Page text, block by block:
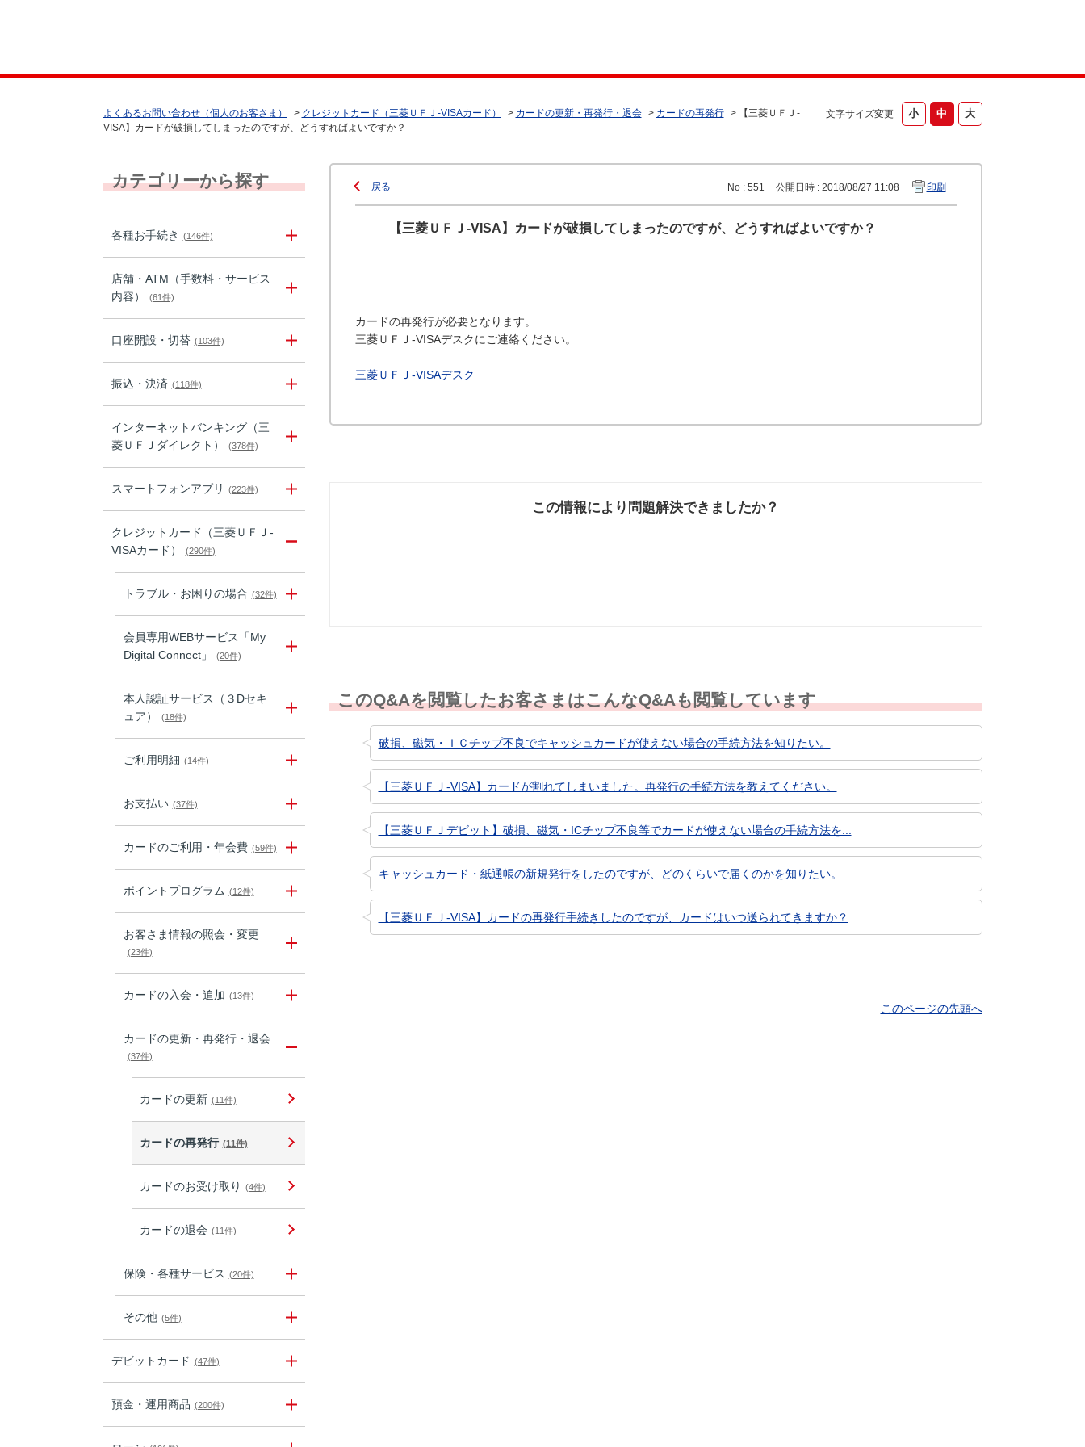
文字サイズ変更
よくあるお問い合わせ（個人のお客さま） > クレジットカード（三菱ＵＦＪ-VISAカード） > カードの更新・再発行・退会 > カードの再発行 >
【三菱ＵＦＪ-
VISA】カードが破損してしまったのですが、どうすればよいですか？
カテゴリーから探す
各種お手続き (146件)
店舗・ATM（手数料・サービス
内容）
(61件)
口座開設・切替 (103件)
振込・決済 (118件)
インターネットバンキング（三
菱ＵＦＪダイレクト）
(378件)
スマートフォンアプリ (223件)
クレジットカード（三菱ＵＦＪ-
VISAカード）
(290件)
トラブル・お困りの場合 (32件)
会員専用WEBサービス「My
Digital Connect」
(20件)
本人認証サービス（３Dセキ
ュア）
(18件)
ご利用明細 (14件)
お支払い (37件)
カードのご利用・年会費 (59件)
ポイントプログラム (12件)
お客さま情報の照会・変更
(23件)
カードの入会・追加 (13件)
カードの更新・再発行・退会
(37件)
カードの更新 (11件)
カードの再発行 (11件)
カードのお受け取り (4件)
カードの退会 (11件)
保険・各種サービス (20件)
その他 (5件)
デビットカード (47件)
預金・運用商品 (200件)
戻る No : 551 公開日時 : 2018/08/27 11:08 印刷
【三菱ＵＦＪ-VISA】カードが破損してしまったのですが、どうすればよいですか？
カードの再発行が必要となります。
三菱ＵＦＪ-VISAデスクにご連絡ください。
三菱ＵＦＪ-VISAデスク
この情報により問題解決できましたか？
このQ&Aを閲覧したお客さまはこんなQ&Aも閲覧しています
破損、磁気・ＩＣチップ不良でキャッシュカードが使えない場合の手続方法を知りたい。
【三菱ＵＦＪ-VISA】カードが割れてしまいました。再発行の手続方法を教えてください。
【三菱ＵＦＪデビット】破損、磁気・ICチップ不良等でカードが使えない場合の手続方法を...
キャッシュカード・紙通帳の新規発行をしたのですが、どのくらいで届くのかを知りたい。
【三菱ＵＦＪ-VISA】カードの再発行手続きしたのですが、カードはいつ送られてきますか？
このページの先頭へ